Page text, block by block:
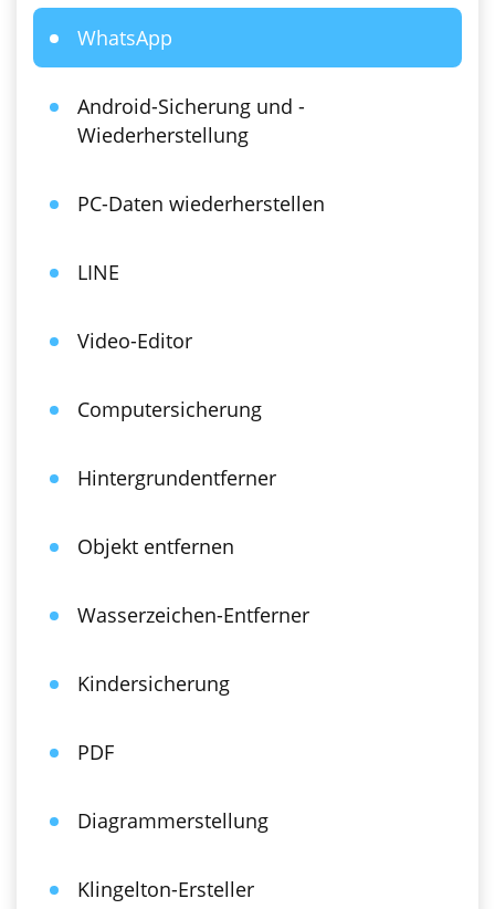
WhatsApp
Android-Sicherung und -
Wiederherstellung
PC-Daten wiederherstellen
LINE
Video-Editor
Computersicherung
Hintergrundentferner
Objekt entfernen
Wasserzeichen-Entferner
Kindersicherung
PDF
Diagrammerstellung
Klingelton-Ersteller